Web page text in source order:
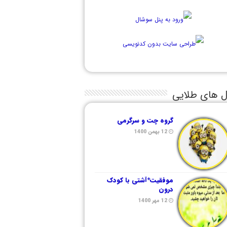
های طلایی
گروه چت و سرگرمی
12 بهمن 1400
موفقیت*آشتی با کودک
درون
12 مهر 1400